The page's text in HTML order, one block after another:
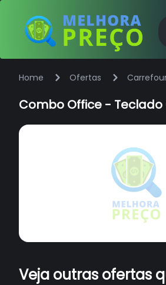
Home Ofertas
Combo Office - Teclado
Veja outras ofertas